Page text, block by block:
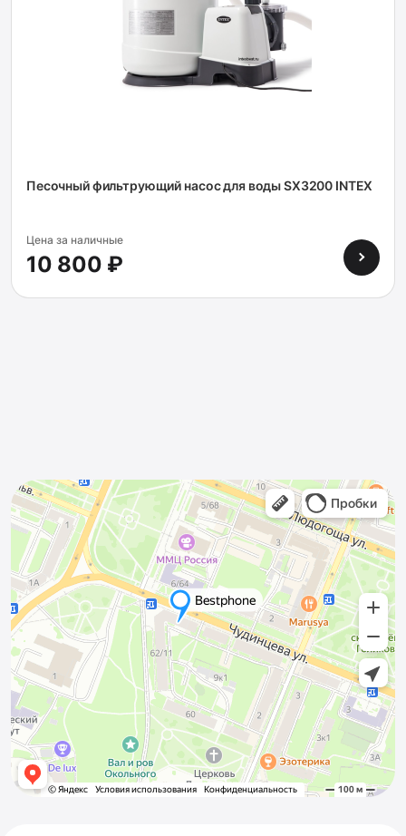
Песочный фильтрующий насос для воды SX3200 INTEX
Цена за наличные
10 800 ₽